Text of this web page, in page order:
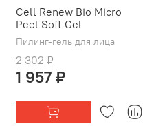
Cell Renew Bio Micro
Peel Soft Gel
Пилинг-гель для лица
2 302 ₽
1 957 ₽